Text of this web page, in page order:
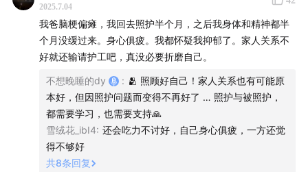
43:27 照护中的权力关系
谁在“绑架”谁？
无法提供情绪价值的老年父母，“久病床前无孝子”是一种
必然吗？
如何建立对“照护者”的支持网络？
“孝道文化”下，照护中的互惠更难达成吗？
2025.7.04
我爸脑梗偏瘫，我回去照护半个月，之后我身体和精神都半
个月没缓过来。身心俱疲。我都怀疑我抑郁了。家人关系不
好就还输请护工吧，真没必要折磨自己。
不想晚睡的dy : 🫂 照顾好自己！家人关系也有可能原
本好，但因照护问题而变得不再好了 … 照护与被照护，
都需要学习，也需要支持🙏
雪绒花_ibI4: 还会吃力不讨好，自己身心俱疲，一方还觉
得不够好
共8条回复